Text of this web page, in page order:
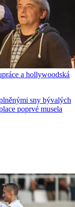
a hollywoodská
sny bývalých
poprvé musela